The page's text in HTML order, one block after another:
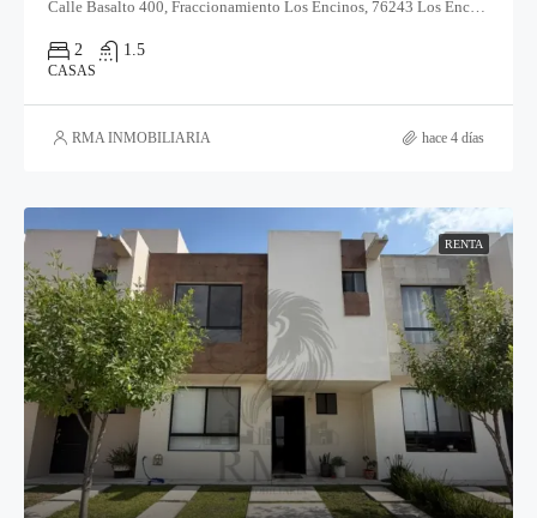
2 1.5
CASAS
RMA INMOBILIARIA hace 4 días
RENTA